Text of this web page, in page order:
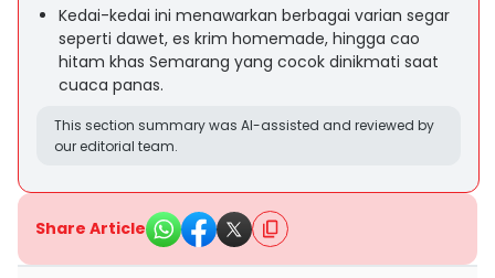
Kedai-kedai ini menawarkan berbagai varian segar
seperti dawet, es krim homemade, hingga cao
hitam khas Semarang yang cocok dinikmati saat
cuaca panas.
This section summary was AI-assisted and reviewed by
our editorial team.
Share Article